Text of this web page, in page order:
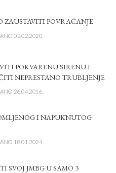
ZAUSTAVITI POVRAĆANJE
02.02.2020.
POKVARENU SIRENU I
NEPRESTANO TRUBLJENJE
26.04.2016.
I NAPUKNUTOG
18.01.2024.
SVOJ JMBG U SAMO 3